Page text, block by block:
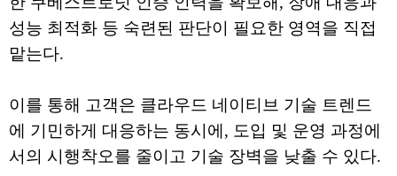
성능 최적화 등 숙련된 판단이 필요한 영역을 직접
맡는다.
이를 통해 고객은 클라우드 네이티브 기술 트렌드
에 기민하게 대응하는 동시에, 도입 및 운영 과정에
서의 시행착오를 줄이고 기술 장벽을 낮출 수 있다.